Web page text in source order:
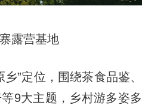
露营基地
”定位，围绕茶食品鉴、
9大主题，乡村游多姿多